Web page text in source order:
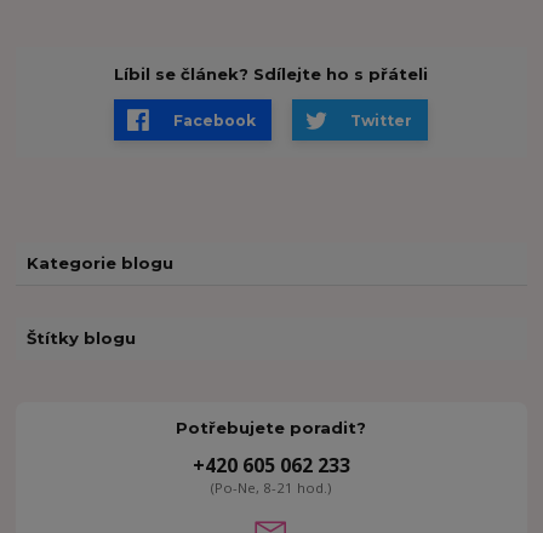
Kategorie blogu
Štítky blogu
Potřebujete poradit?
+420 605 062 233
(Po-Ne, 8-21 hod.)
Líbil se článek? Sdílejte ho s přáteli
Facebook Twitter